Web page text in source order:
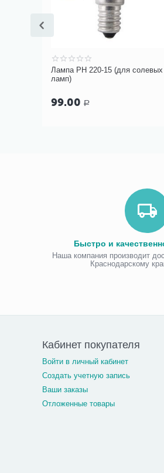
Лампа РН 220-15 (для солевых
ламп)
99.00 Р
Быстро и
Наша компания производит
Краснодарскому
Кабинет покупателя
Войти в личный кабинет
Создать учетную запись
Ваши заказы
Отложенные товары